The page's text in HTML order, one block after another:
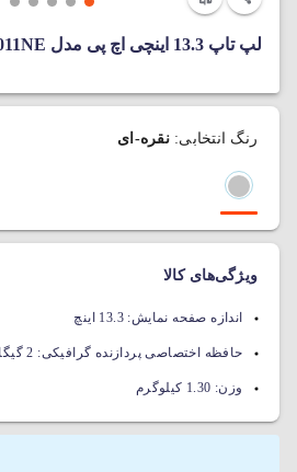
لپ تاپ 13.3 اینچی اچ پی مدل HP ENVY 13-BA1011NE
رنگ انتخابی:نقره-ای
ویژگی‌های کالا
اندازه صفحه نمایش:13.3 اینچ
حافظه اختصاصی پردازنده گرافیکی: 2 گیگابایت
وزن: 1.30 کیلوگرم